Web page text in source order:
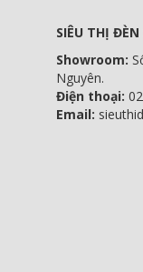
SIÊU THỊ ĐÈN
Showroom:
Nguyên.
Điện thoại:
Email: